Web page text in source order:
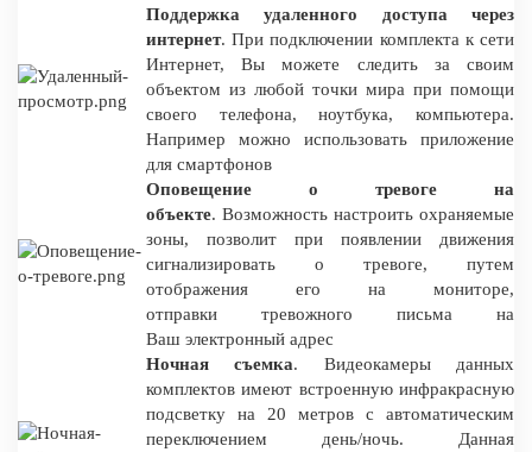
Поддержка удаленного доступа через
интернет. При подключении комплекта к сети
Интернет, Вы можете следить за своим
объектом из любой точки мира при помощи
своего телефона, ноутбука, компьютера.
Например можно использовать приложение
для смартфонов
Оповещение о тревоге на
объекте. Возможность настроить охраняемые
зоны, позволит при появлении движения
сигнализировать о тревоге, путем
отображения его на мониторе,
отправки тревожного письма на
Ваш электронный адрес
Ночная съемка. Видеокамеры данных
комплектов имеют встроенную инфракрасную
подсветку на 20 метров с автоматическим
переключением день/ночь. Данная